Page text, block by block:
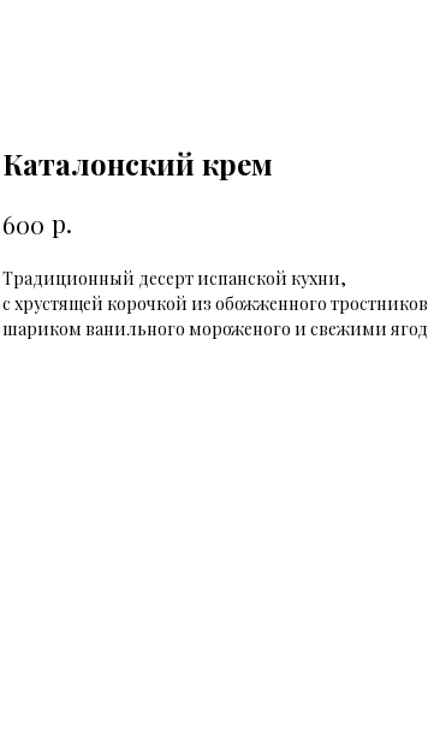
Каталонский крем
600 р.
Традиционный десерт испанской кухни,
с хрустящей корочкой из обожженного
шариком ванильного мороженого и свежими